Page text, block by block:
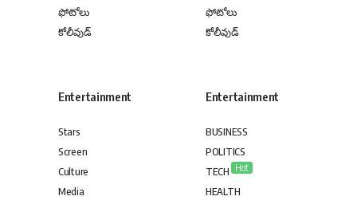
ఫోటోలు
కోలీవుడ్
ఫోటోలు
కోలీవుడ్
Entertainment
Stars
Screen
Culture
Media
Entertainment
BUSINESS
POLITICS
TECH Hot
HEALTH